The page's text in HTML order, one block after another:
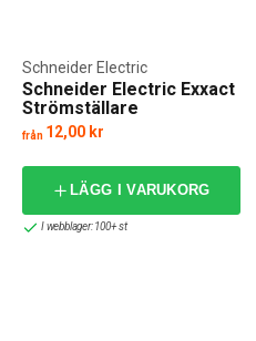
Schneider Electric Exxact
Strömställare
Impulsfjäder
Schneider Electric
från 12,00 kr
LÄGG I VARUKORG
I webblager: 100+ st